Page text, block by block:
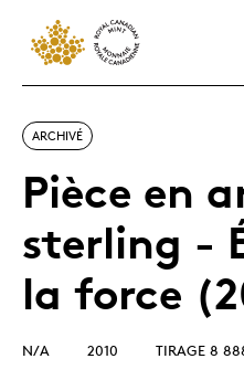
ARCHIVÉ
Pièce en
sterling -
la force
N/A 2010 TIRAGE 8